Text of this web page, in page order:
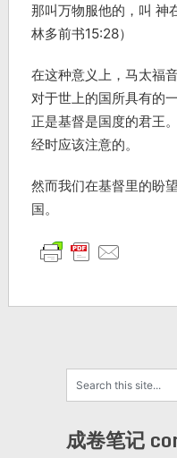
那叫万物服他的，叫 神
林多前书15:28）
在这种意义上，马太福
对于世上的国所具有的
正是基督是国度的君王
经时应该注意的。
然而我们在基督里的盼
国。
成卷笔记